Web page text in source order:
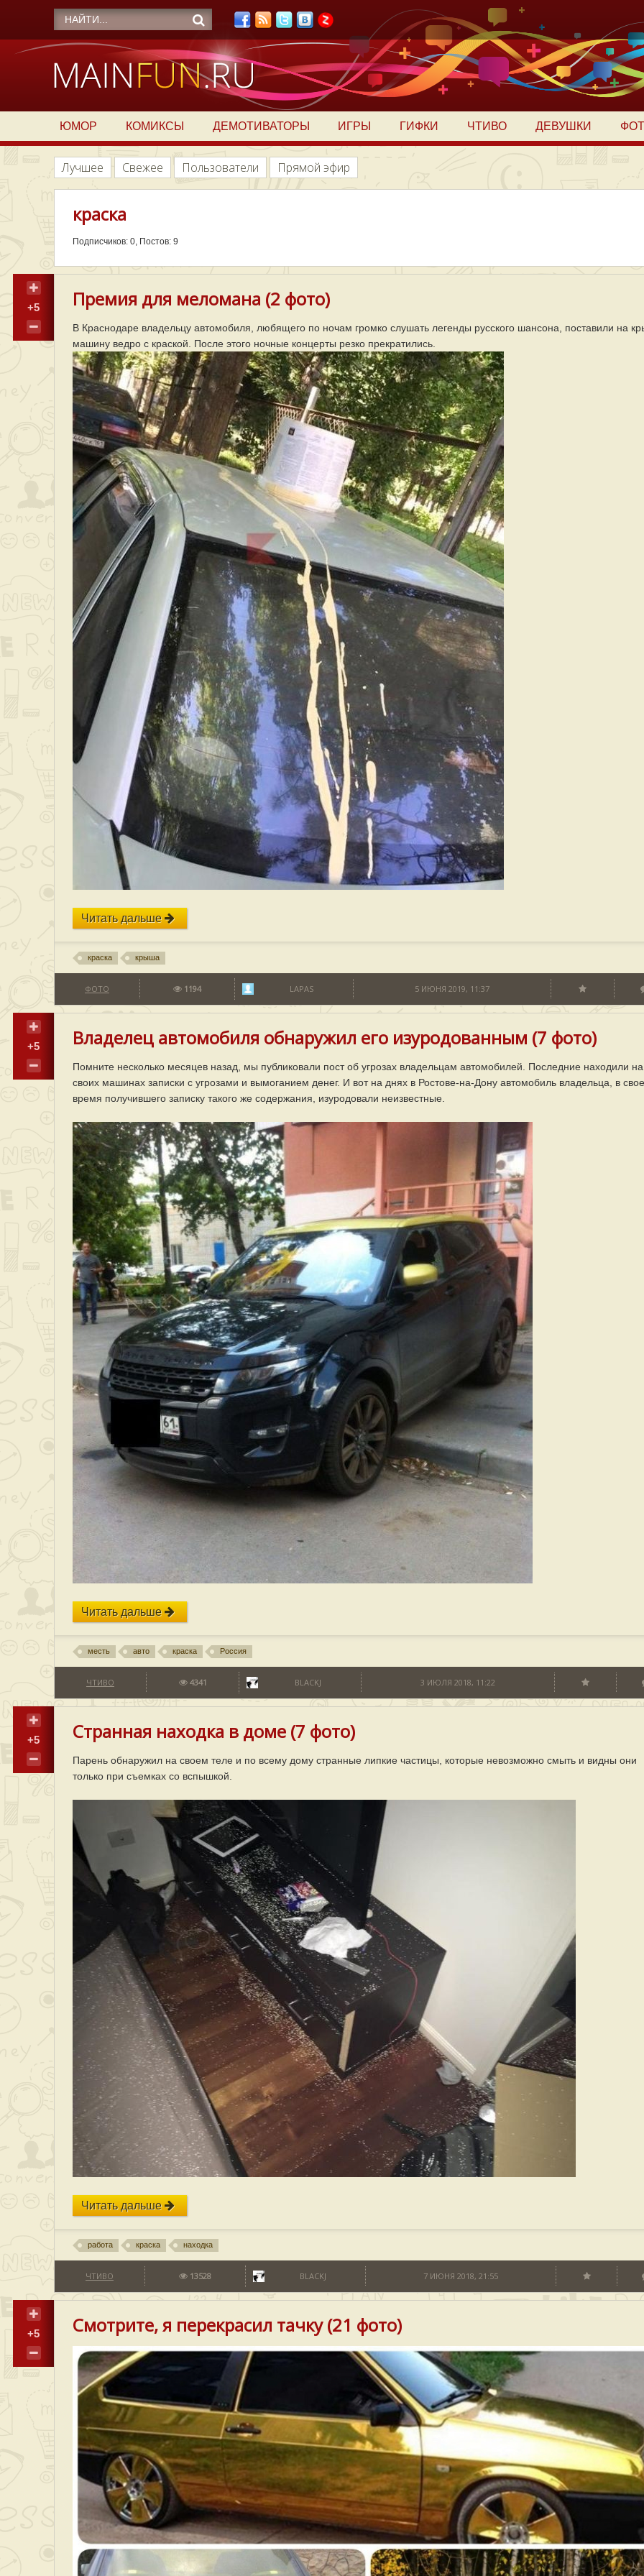
ЮМОР КОМИКСЫ ДЕМОТИВАТОРЫ ИГРЫ ГИФКИ ЧТИВО ДЕВУШКИ
Лучшее Свежее Пользователи Прямой эфир
краска
Подписчиков: 0, Постов: 9
+5 Премия для меломана (2 фото)
В Краснодаре владельцу автомобиля, любящего по ночам громко слушать легенды русского шансона, поставили на
машину ведро с краской. После этого ночные концерты резко прекратились.
Читать дальше
краска крыша
ФОТО 1194 LAPAS 5 ИЮНЯ 2019, 11:37
+5 Владелец автомобиля обнаружил его изуродованным (7 фото)
Помните несколько месяцев назад, мы публиковали пост об угрозах владельцам автомобилей. Последние находили на
своих машинах записки с угрозами и вымоганием денег. И вот на днях в Ростове-на-Дону автомобиль владельца, в свое
время получившего записку такого же содержания, изуродовали неизвестные.
Читать дальше
месть авто краска Россия
ЧТИВО 4341 BLACKJ 3 ИЮЛЯ 2018, 11:22
+5 Странная находка в доме (7 фото)
Парень обнаружил на своем теле и по всему дому странные липкие частицы, которые невозможно смыть и видны они
только при съемках со вспышкой.
Читать дальше
работа краска находка
ЧТИВО 13528 BLACKJ 7 ИЮНЯ 2018, 21:55
+5 Смотрите, я перекрасил тачку (21 фото)